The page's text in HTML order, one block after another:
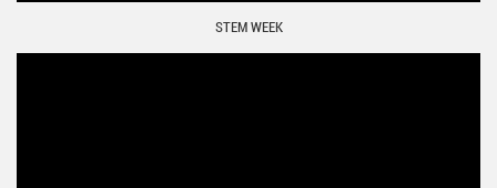
STEM WEEK